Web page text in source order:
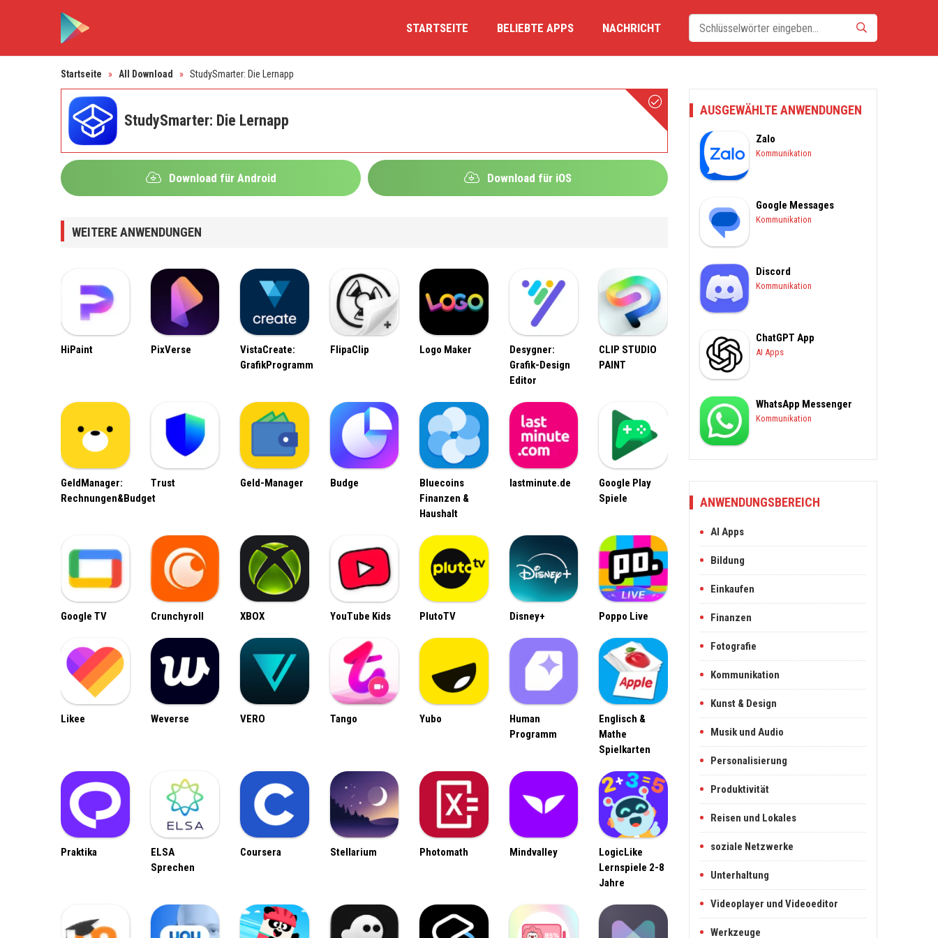
STARTSEITE BELIEBTE APPS NACHRICHT
Startseite » All Download » StudySmarter: Die Lernapp
StudySmarter: Die Lernapp
Download für Android Download für iOS
WEITERE ANWENDUNGEN
HiPaint PixVerse
VistaCreate:
GrafikProgramm
FlipaClip Logo Maker
Desygner:
Grafik-Design
Editor
CLIP STUDIO
PAINT
GeldManager:
Rechnungen&Budget
Trust Geld-Manager Budge
Bluecoins
Finanzen &
Haushalt
lastminute.de
Google Play
Spiele
Google TV Crunchyroll XBOX YouTube Kids PlutoTV Disney+ Poppo Live
Likee Weverse VERO Tango Yubo
Human
Programm
Englisch &
Mathe
Spielkarten
Praktika
ELSA
Sprechen
Coursera Stellarium Photomath Mindvalley
LogicLike
Lernspiele 2-8
Jahre
AUSGEWÄHLTE ANWENDUNGEN
Zalo
Kommunikation
Google Messages
Kommunikation
Discord
Kommunikation
ChatGPT App
AI Apps
WhatsApp Messenger
Kommunikation
ANWENDUNGSBEREICH
AI Apps
Bildung
Einkaufen
Finanzen
Fotografie
Kommunikation
Kunst & Design
Musik und Audio
Personalisierung
Produktivität
Reisen und Lokales
soziale Netzwerke
Unterhaltung
Videoplayer und Videoeditor
Werkzeuge